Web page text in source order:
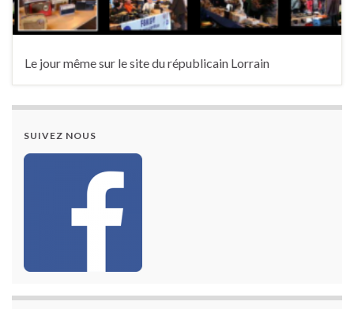
Le jour même sur le site du républicain Lorrain
SUIVEZ NOUS